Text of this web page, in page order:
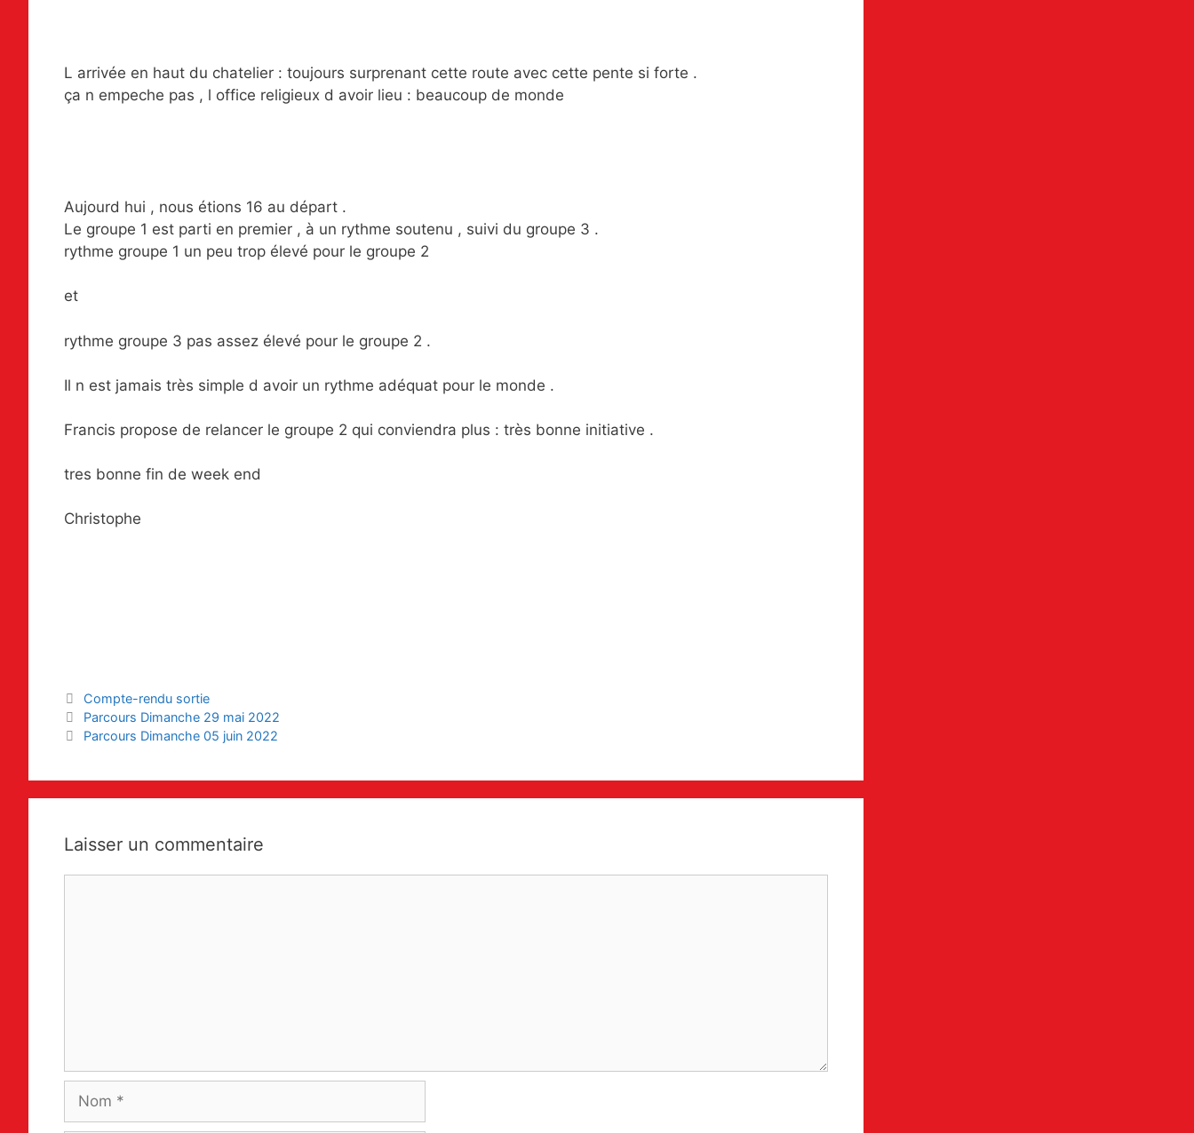
L arrivée en haut du chatelier : toujours surprenant cette route avec cette pente si forte .
ça n empeche pas , l office religieux d avoir lieu : beaucoup de monde
Aujourd hui , nous étions 16 au départ .
Le groupe 1 est parti en premier , à un rythme soutenu , suivi du groupe 3 .
rythme groupe 1 un peu trop élevé pour le groupe 2
et
rythme groupe 3 pas assez élevé pour le groupe 2 .
Il n est jamais très simple d avoir un rythme adéquat pour le monde .
Francis propose de relancer le groupe 2 qui conviendra plus : très bonne initiative .
tres bonne fin de week end
Christophe
Catégories
Compte-rendu sortie
Navigation
des
Parcours Dimanche 29 mai 2022
Parcours Dimanche 05 juin 2022
Laisser un commentaire
Nom